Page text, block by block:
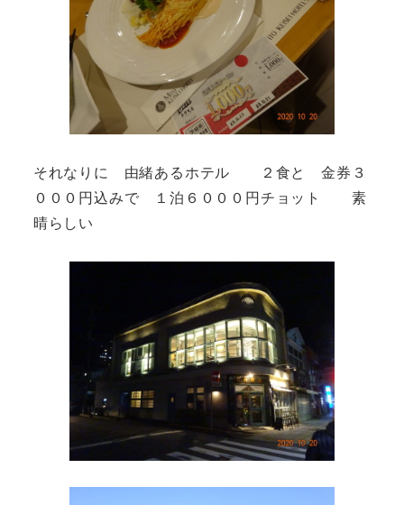
それなりに 由緒あるホテル ２食と 金券３
０００円込みで １泊６０００円チョット 素
晴らしい